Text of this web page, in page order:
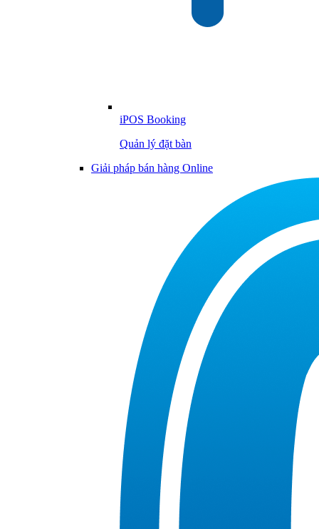
iPOS Booking
Quản lý đặt bàn
Giải pháp bán hàng Online